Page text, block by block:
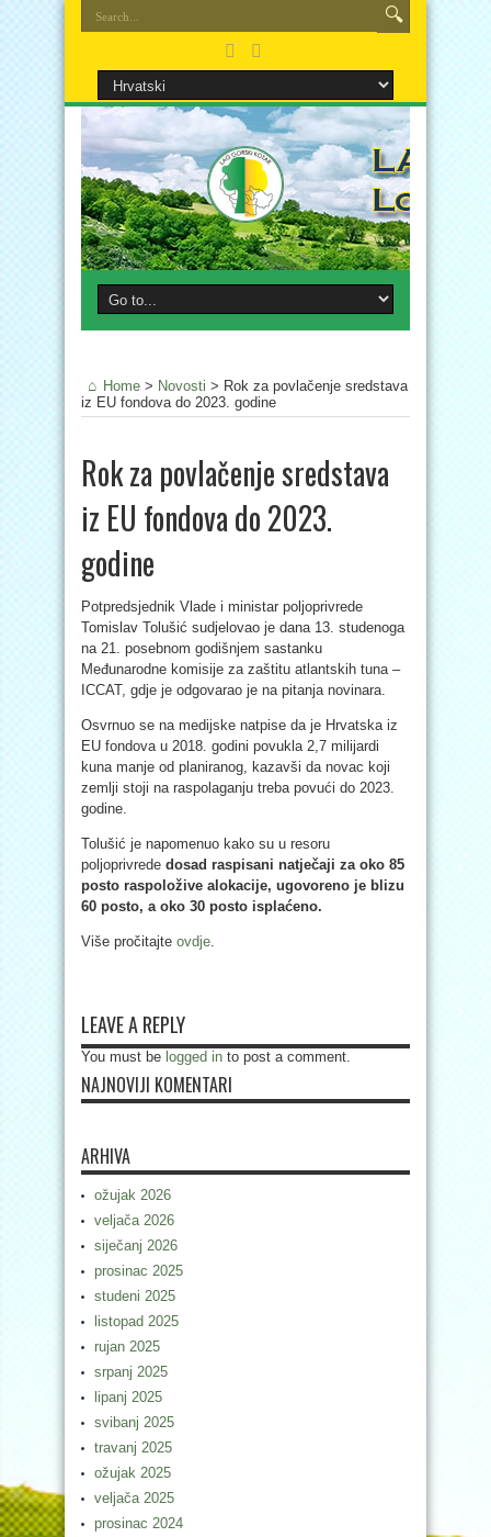
Home > Novosti > Rok za povlačenje sredstava
iz EU fondova do 2023. godine
Rok za povlačenje sredstava
iz EU fondova do 2023.
godine
Potpredsjednik Vlade i ministar poljoprivrede
Tomislav Tolušić sudjelovao je dana 13. studenoga
na 21. posebnom godišnjem sastanku
Međunarodne komisije za zaštitu atlantskih tuna –
ICCAT, gdje je odgovarao je na pitanja novinara.
Osvrnuo se na medijske natpise da je Hrvatska iz
EU fondova u 2018. godini povukla 2,7 milijardi
kuna manje od planiranog, kazavši da novac koji
zemlji stoji na raspolaganju treba povući do 2023.
godine.
Tolušić je napomenuo kako su u resoru
poljoprivrede dosad raspisani natječaji za oko 85
posto raspoložive alokacije, ugovoreno je blizu
60 posto, a oko 30 posto isplaćeno.
Više pročitajte ovdje.
LEAVE A REPLY
You must be logged in to post a comment.
NAJNOVIJI KOMENTARI
ARHIVA
ožujak 2026
veljača 2026
siječanj 2026
prosinac 2025
studeni 2025
listopad 2025
rujan 2025
srpanj 2025
lipanj 2025
svibanj 2025
travanj 2025
ožujak 2025
veljača 2025
prosinac 2024